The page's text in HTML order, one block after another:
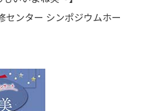
ター シンポジウムホー